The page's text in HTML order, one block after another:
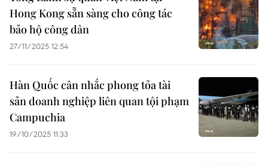
Hong Kong sẵn sàng cho công tác
bảo hộ công dân
27/11/2025 12:54
Hàn Quốc cân nhắc phong tỏa tài
sản doanh nghiệp liên quan tội phạm
Campuchia
19/10/2025 11:33